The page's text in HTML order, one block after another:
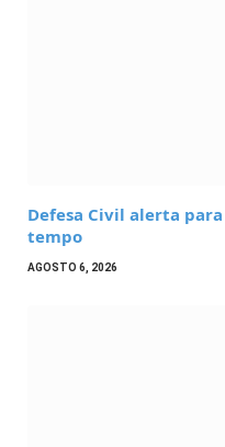
Defesa Civil alerta
tempo
AGOSTO 6, 2026